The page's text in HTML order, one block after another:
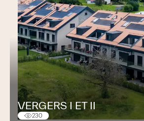
VERGERS I ET II
230